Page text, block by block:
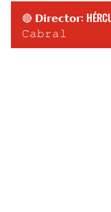
🔴 𝗗𝗶𝗿𝗲𝗰𝘁𝗼𝗿:
𝙲𝚊𝚋𝚛𝚊𝚕